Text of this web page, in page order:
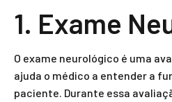
1. Exame
O exame neurológico é uma
ajuda o médico a entender a
paciente. Durante essa